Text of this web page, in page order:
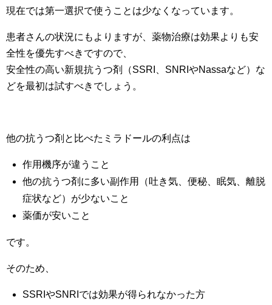
現在では第一選択で使うことは少なくなっています。
患者さんの状況にもよりますが、薬物治療は効果よりも安
全性を優先すべきですので、
安全性の高い新規抗うつ剤（SSRI、SNRIやNassaなど）な
どを最初は試すべきでしょう。
他の抗うつ剤と比べたミラドールの利点は
作用機序が違うこと
他の抗うつ剤に多い副作用（吐き気、便秘、眠気、離脱
症状など）が少ないこと
薬価が安いこと
です。
そのため、
SSRIやSNRIでは効果が得られなかった方